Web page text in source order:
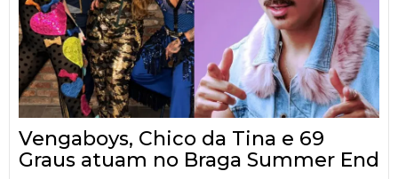
Vengaboys, Chico da Tina e 69
Graus atuam no Braga Summer End